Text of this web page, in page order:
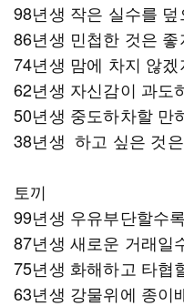
98년생 작은 실수를
86년생 민첩한 것은
74년생 맘에 차지 않
62년생 자신감이 과도
50년생 중도하차할 만
38년생 하고 싶은 것
토끼
99년생 우유부단할수
87년생 새로운 거래일
75년생 화해하고 타협
63년생 강물위에 종이